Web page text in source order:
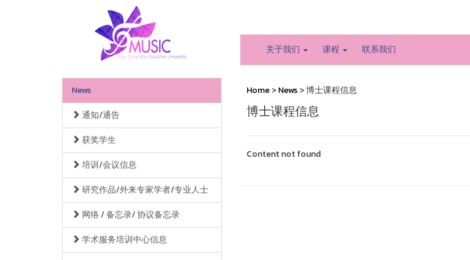
关于我们 课程 联系我们
News
通知/通告
获奖学生
培训/会议信息
研究作品/外来专家学者/专业人士
网络 / 备忘录/ 协议备忘录
学术服务培训中心信息
Home>News> 博士课程信息
博士课程信息
Content not found